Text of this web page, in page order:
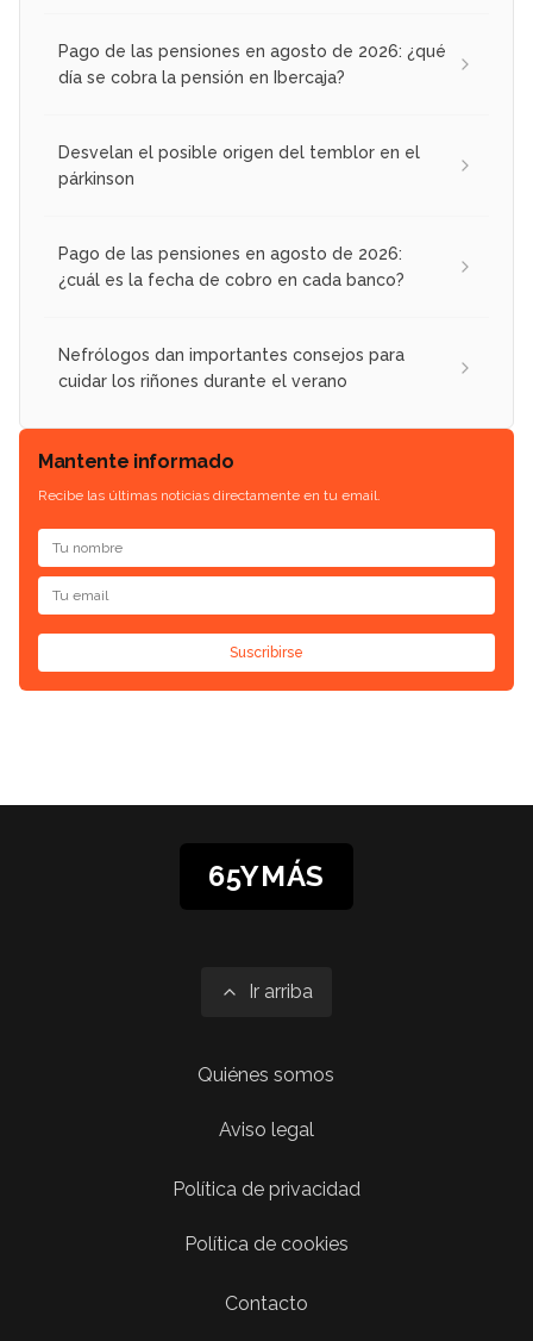
Pago de las pensiones en agosto de 2026: ¿qué
día se cobra la pensión en Ibercaja?
Desvelan el posible origen del temblor en el
párkinson
Pago de las pensiones en agosto de 2026:
¿cuál es la fecha de cobro en cada banco?
Nefrólogos dan importantes consejos para
cuidar los riñones durante el verano
Mantente informado
Recibe las últimas noticias directamente en tu email.
Suscribirse
65YMÁS
Ir arriba
Quiénes somos
Aviso legal
Política de privacidad
Política de cookies
Contacto